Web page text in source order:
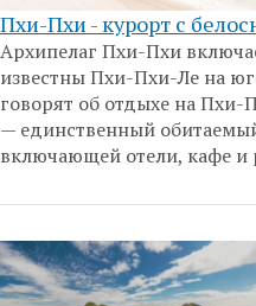
Пхи-Пхи - курорт с
Архипелаг Пхи-Пхи
известны Пхи-Пхи-Ле на
говорят об отдыхе на
— единственный
включающей отели, кафе и